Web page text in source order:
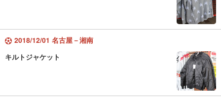
2018/12/01 名古屋－湘南
キルトジャケット